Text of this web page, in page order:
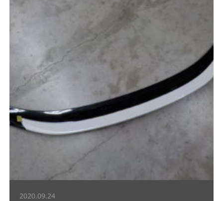
2020.09.24